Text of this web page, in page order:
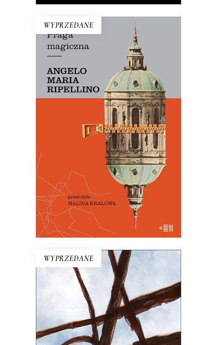
WYPRZEDANE
E-BOOK DO KOSZYKA
PRAGA MAGICZNA
Oto – jak mówi Mariusz Szczygieł –
biblia kultury czeskiej. Dla miłośników
Pragi i czeskiej kultury – lektura
niezbędna.
29.50zł
WYPRZEDANE
NA KAŻDYM ROGU TA SAMA
TRUSKAWKA